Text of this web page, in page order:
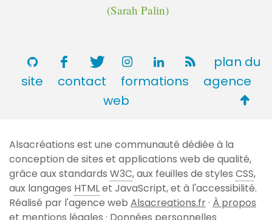
(Sarah Palin)
plan du
site
contact formations
agence
web
de
page
Alsacréations est une communauté dédiée à la
conception de sites et applications web de qualité,
grâce aux standards W3C, aux feuilles de styles CSS,
aux langages HTMLet JavaScript, et à l'accessibilité.
Réalisé par l'agence web Alsacreations.fr· À propos